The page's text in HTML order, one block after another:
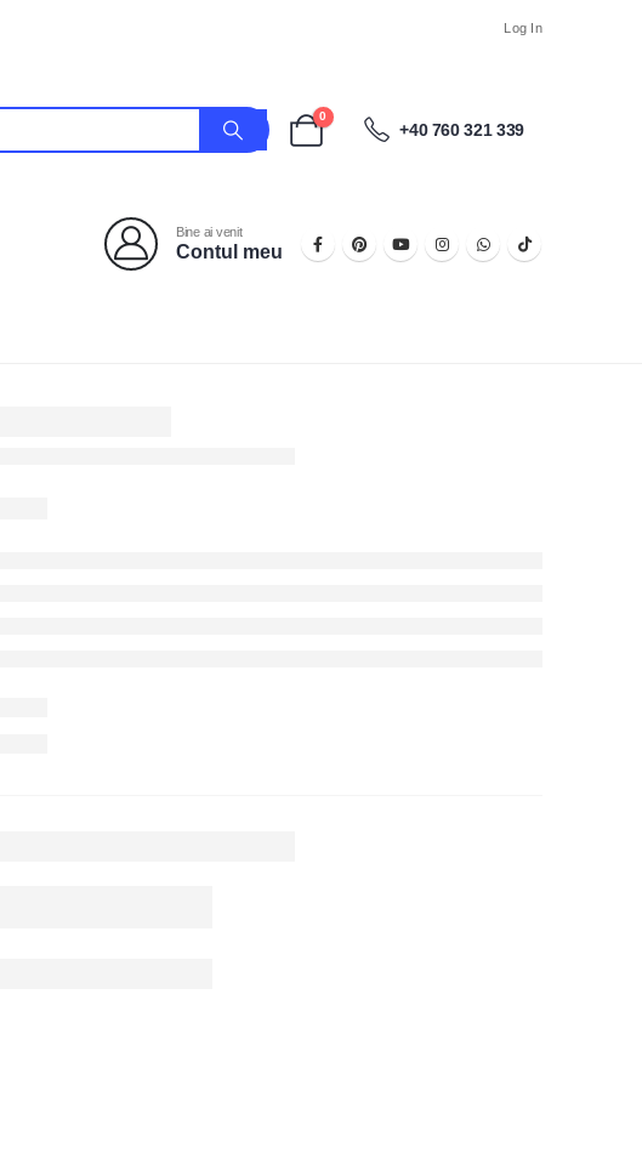
Log In
0
+40 760 321 339
Bine ai venit
Contul meu